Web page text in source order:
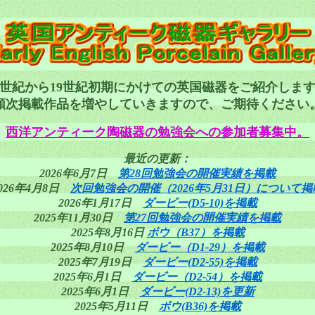
紀から19世紀初期にかけての英国磁器をご紹介しま
次掲載作品を増やしていきますので、ご期待ください
西洋アンティーク陶磁器の勉強会への参加者募集中。
最近の更新：
2026年6月7日第28回勉強会の開催実績を掲載
年4月8日 次回勉強会の開催（2026年5月31日）について掲
2026年1月17日
ダービー(D5-10)を掲載
2025年11月30日
第27回勉強会の開催実績を掲載
2025年8月16日ボウ（B37）を掲載
2025年8月10日ダービー（D1-29）を掲載
2025年7月19日ダービー(D2-55)を掲載
2025年6月1日
ダービー（D2-54）を掲載
2025年6月1日 ダービー(D2-13)を更新
2025年5月11日 ボウ(B36)を掲載